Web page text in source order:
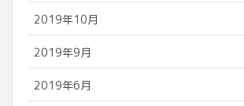
2019年10月
2019年9月
2019年6月